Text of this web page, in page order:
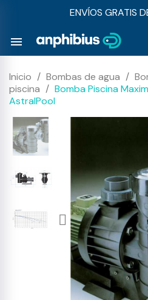
ENVÍOS GRATIS
menu
Inicio Bombas de agua
piscina
Bomba Piscina
AstralPool